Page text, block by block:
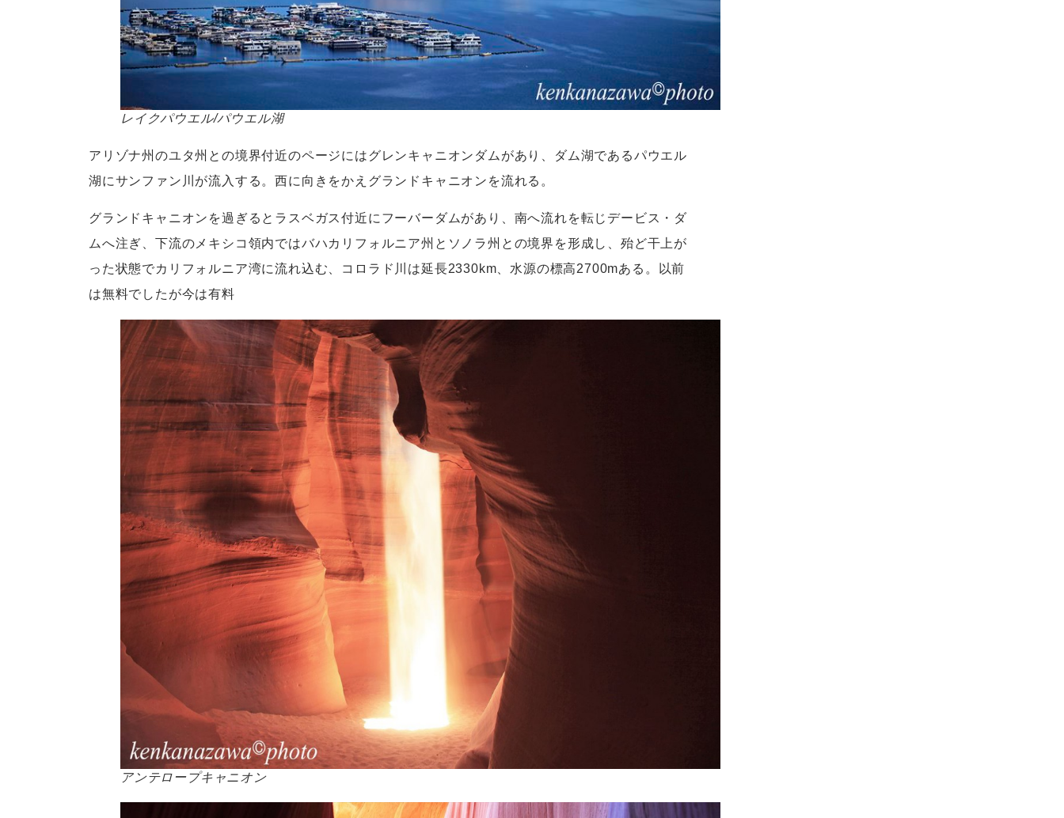
レイクパウエル/パウエル湖
アリゾナ州のユタ州との境界付近のページにはグレンキャニオンダムがあり、ダム湖であるパウエル
湖にサンファン川が流入する。西に向きをかえグランドキャニオンを流れる。
グランドキャニオンを過ぎるとラスベガス付近にフーバーダムがあり、南へ流れを転じデービス・ダ
ムへ注ぎ、下流のメキシコ領内ではバハカリフォルニア州とソノラ州との境界を形成し、殆ど干上が
った状態でカリフォルニア湾に流れ込む、コロラド川は延長2330km、水源の標高2700mある。以前
は無料でしたが今は有料
アンテロープキャニオン